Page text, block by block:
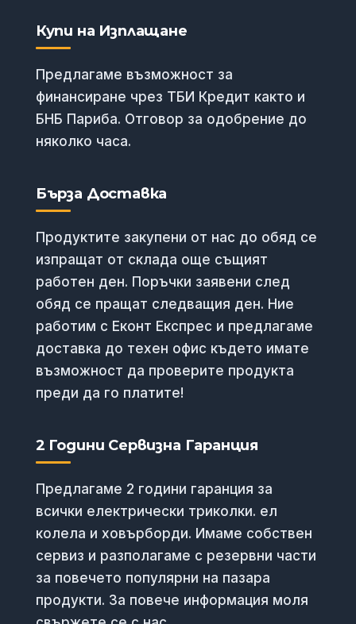
Купи на Изплащане
Предлагаме възможност за
финансиране чрез ТБИ Кредит както и
БНБ Париба. Отговор за одобрение до
няколко часа.
Бърза Доставка
Продуктите закупени от нас до обяд се
изпращат от склада още същият
работен ден. Поръчки заявени след
обяд се пращат следващия ден. Ние
работим с Еконт Експрес и предлагаме
доставка до техен офис където имате
възможност да проверите продукта
преди да го платите!
2 Години Сервизна Гаранция
Предлагаме 2 години гаранция за
всички електрически триколки. ел
колела и ховърборди. Имаме собствен
сервиз и разполагаме с резервни части
за повечето популярни на пазара
продукти. За повече информация моля